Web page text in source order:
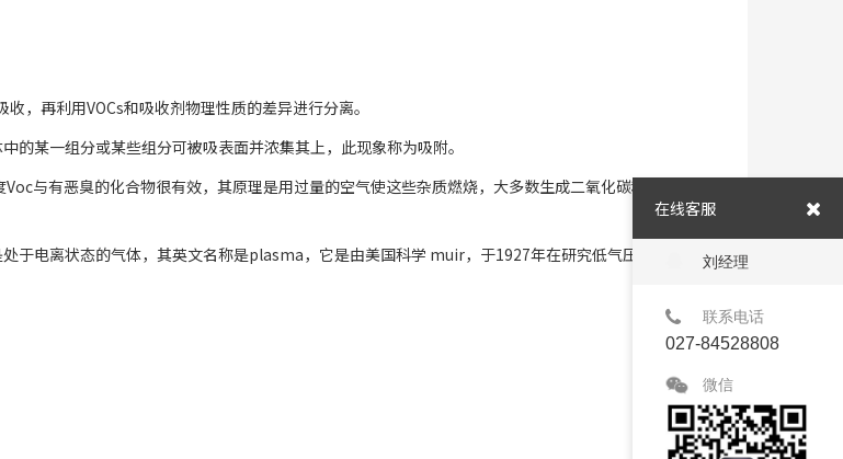
，再利用VOCs和吸收剂物理性质的差异进行分离。
某一组分或某些组分可被吸表面并浓集其上，此现象称为吸附。
与有恶臭的化合物很有效，其原理是用过量的空气使这些杂质燃烧，大多数生成二氧化碳和水
于电离状态的气体，其英文名称是plasma，它是由美国科学 muir，于1927年在研究低气压下汞
在线客服
刘经理
联系电话
027-84528808
微信